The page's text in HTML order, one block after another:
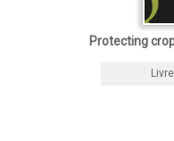
Protecting